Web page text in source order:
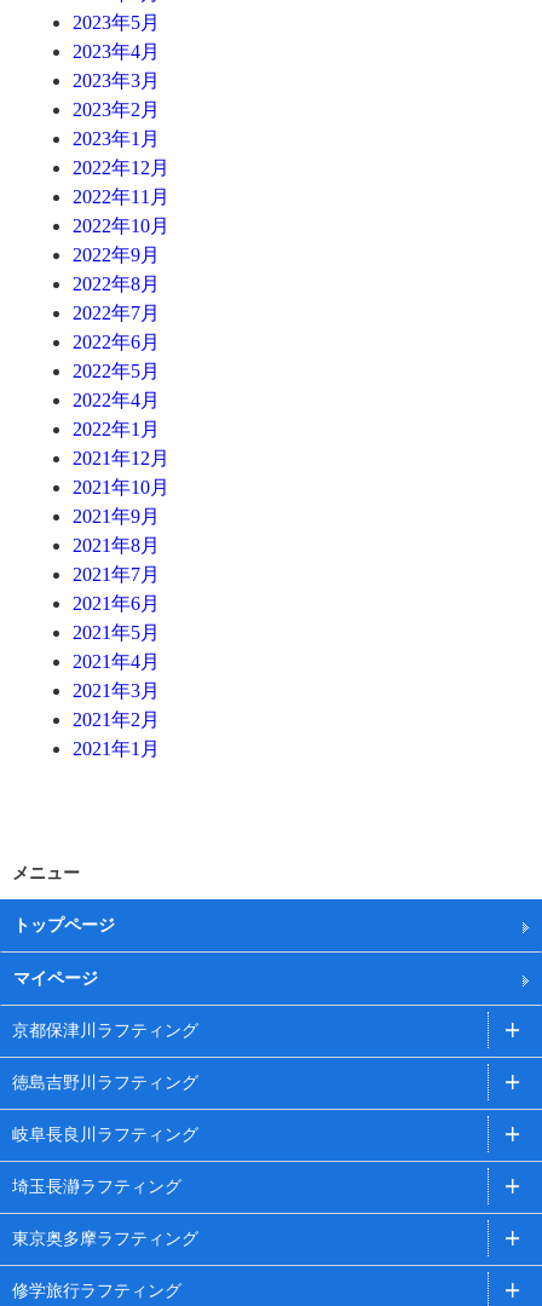
2023年5月
2023年4月
2023年3月
2023年2月
2023年1月
2022年12月
2022年11月
2022年10月
2022年9月
2022年8月
2022年7月
2022年6月
2022年5月
2022年4月
2022年1月
2021年12月
2021年10月
2021年9月
2021年8月
2021年7月
2021年6月
2021年5月
2021年4月
2021年3月
2021年2月
2021年1月
メニュー
トップページ
マイページ
京都保津川ラフティング
徳島吉野川ラフティング
岐阜長良川ラフティング
埼玉長瀞ラフティング
東京奥多摩ラフティング
修学旅行ラフティング